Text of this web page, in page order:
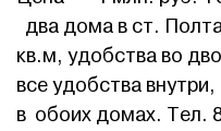
два дома в ст.
кв.м, удобства во
все удобства
в обоих домах. Тел.